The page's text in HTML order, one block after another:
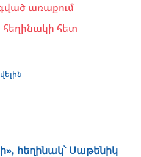
առաքում
հետ
հեղինակ՝ Սաթենիկ